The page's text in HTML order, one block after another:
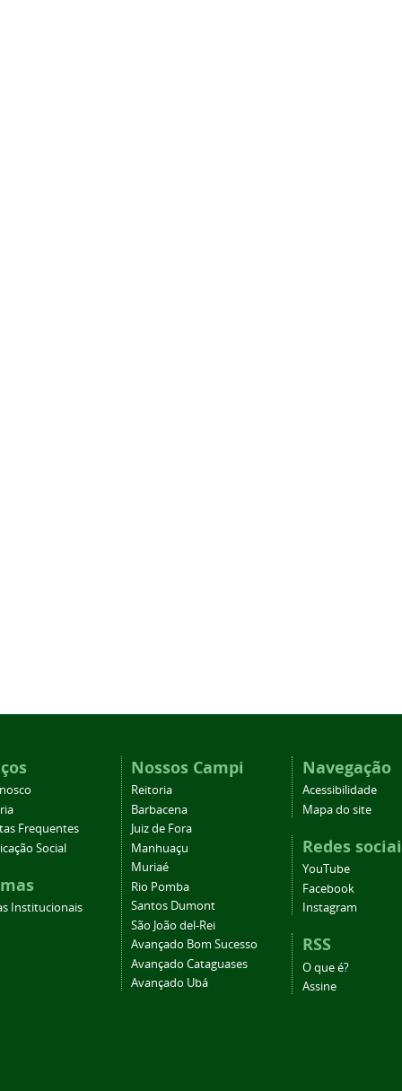
Frequentes
Social
Institucionais
Nossos Campi
Reitoria
Barbacena
Juiz de Fora
Manhuaçu
Muriaé
Rio Pomba
Santos Dumont
São João del-Rei
Avançado Bom Sucesso
Avançado Cataguases
Avançado Ubá
Navegação
Acessibilidade
Mapa do site
Redes
YouTube
Facebook
Instagram
RSS
O que é?
Assine